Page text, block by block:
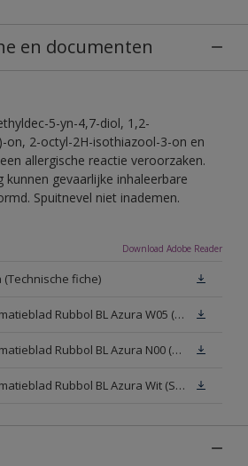
en documenten
5-yn-4,7-diol, 1,2-
on, 2-octyl-2H-isothiazool-3-on en
allergische reactie veroorzaken.
kunnen gevaarlijke inhaleerbare
Spuitnevel niet inademen.
Download Adobe Reader
(Technische fiche)
Veiligheidsinformatieblad Rubbol BL Azura W05 (SDS)
Veiligheidsinformatieblad Rubbol BL Azura N00 (SDS)
Veiligheidsinformatieblad Rubbol BL Azura Wit (SDS)